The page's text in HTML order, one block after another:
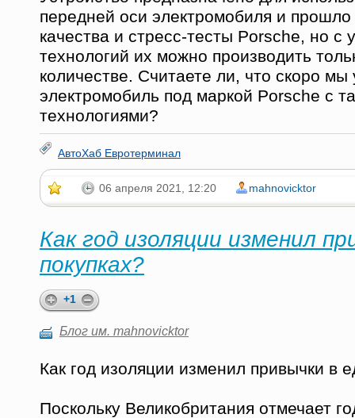
передней оси электромобиля и прошло
качества и стресс-тесты Porsche, но
технологий их можно производить
количестве. Считаете ли, что скоро мы
электромобиль под маркой Porsche с
технологиями?
АвтоХаб Евротерминал
06 апреля 2021, 12:20 mahnovicktor
Как год изоляции изменил
покупках?
+1
Блог им. mahnovicktor
Как год изоляции изменил привычки в
Поскольку Великобритания отмечает